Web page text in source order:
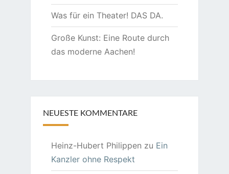
Was für ein Theater! DAS DA.
Große Kunst: Eine Route durch
das moderne Aachen!
NEUESTE KOMMENTARE
Heinz-Hubert Philippen zu Ein
Kanzler ohne Respekt